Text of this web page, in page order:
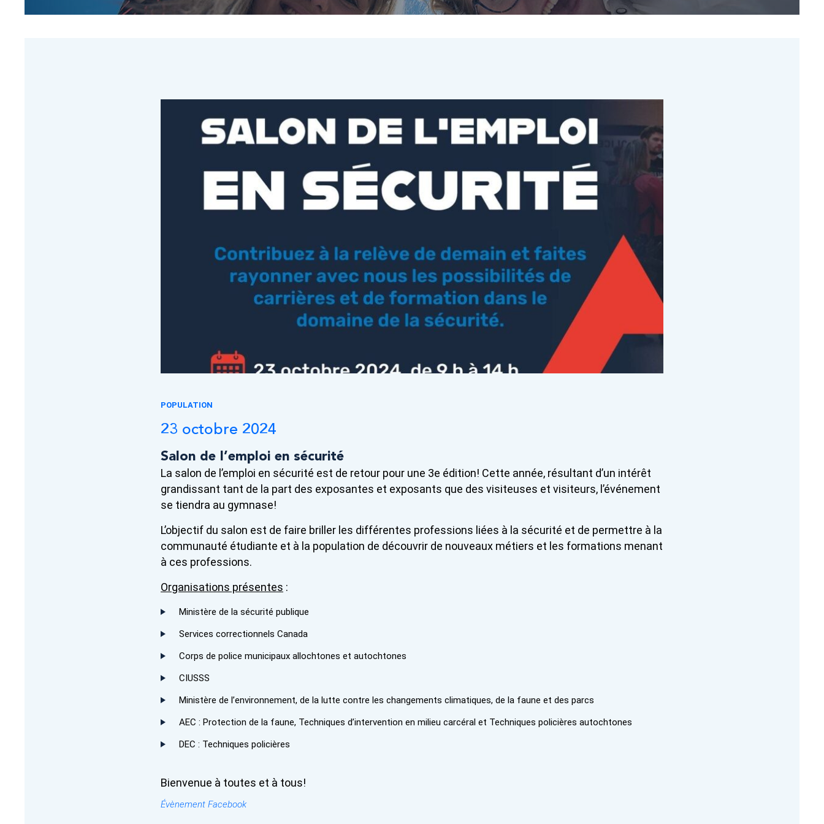
POPULATION
23 octobre 2024
Salon de l’emploi en sécurité
La salon de l’emploi en sécurité est de retour pour une 3e édition! Cette année, résultant d’un intérêt
grandissant tant de la part des exposantes et exposants que des visiteuses et visiteurs, l’événement
se tiendra au gymnase!
L’objectif du salon est de faire briller les différentes professions liées à la sécurité et de permettre à la
communauté étudiante et à la population de découvrir de nouveaux métiers et les formations menant
à ces professions.
Organisations présentes :
Ministère de la sécurité publique
Services correctionnels Canada
Corps de police municipaux allochtones et autochtones
CIUSSS
Ministère de l’environnement, de la lutte contre les changements climatiques, de la faune et des parcs
AEC : Protection de la faune, Techniques d’intervention en milieu carcéral et Techniques policières autochtones
DEC : Techniques policières
Bienvenue à toutes et à tous!
Évènement Facebook